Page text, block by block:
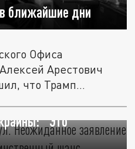
ближайшие дни
Офиса
Арестович
что Трамп
Неожиданное
"Это